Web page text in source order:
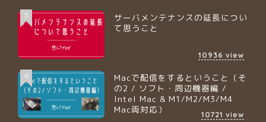
5
サーバメンテナンスの延長につい
て思うこと
10936 view
6
Macで配信をするということ（そ
の2 / ソフト・周辺機器編 /
Intel Mac & M1/M2/M3/M4
Mac両対応）
10721 view